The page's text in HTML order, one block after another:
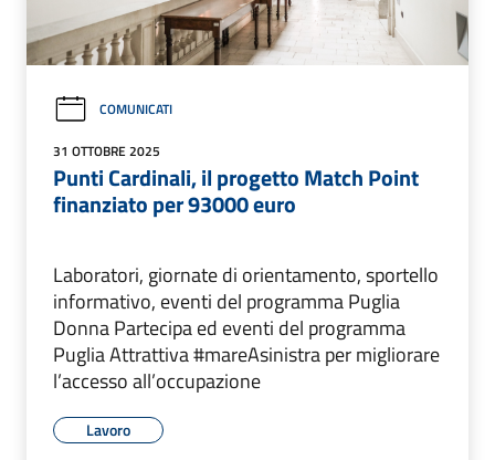
COMUNICATI
31 OTTOBRE 2025
Punti Cardinali, il progetto Match Point
finanziato per 93000 euro
Laboratori, giornate di orientamento, sportello
informativo, eventi del programma Puglia
Donna Partecipa ed eventi del programma
Puglia Attrattiva #mareAsinistra per migliorare
l’accesso all’occupazione
Lavoro